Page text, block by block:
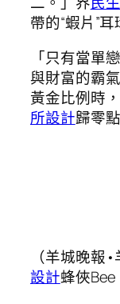
帶的“蝦片”
「只有當單
與財富的霸
黃金比例時
所設計歸零點
（羊城晚報
設計蜂俠